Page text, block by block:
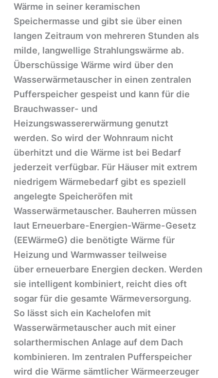
Wärme in seiner keramischen
Speichermasse und gibt sie über einen
langen Zeitraum von mehreren Stunden als
milde, langwellige Strahlungswärme ab.
Überschüssige Wärme wird über den
Wasserwärmetauscher in einen zentralen
Pufferspeicher gespeist und kann für die
Brauchwasser- und
Heizungswassererwärmung genutzt
werden. So wird der Wohnraum nicht
überhitzt und die Wärme ist bei Bedarf
jederzeit verfügbar. Für Häuser mit extrem
niedrigem Wärmebedarf gibt es speziell
angelegte Speicheröfen mit
Wasserwärmetauscher. Bauherren müssen
laut Erneuerbare-Energien-Wärme-Gesetz
(EEWärmeG) die benötigte Wärme für
Heizung und Warmwasser teilweise
über erneuerbare Energien decken. Werden
sie intelligent kombiniert, reicht dies oft
sogar für die gesamte Wärmeversorgung.
So lässt sich ein Kachelofen mit
Wasserwärmetauscher auch mit einer
solarthermischen Anlage auf dem Dach
kombinieren. Im zentralen Pufferspeicher
wird die Wärme sämtlicher Wärmeerzeuger